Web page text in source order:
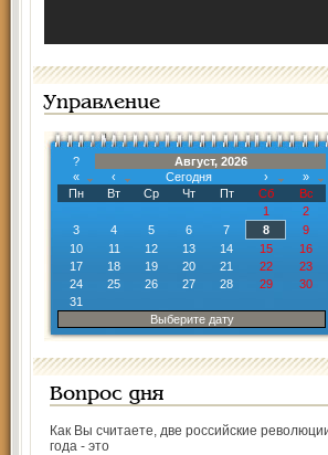
Управление
?
Август, 2026
«
‹ Сегодня ›
»
Пн
Вт Ср Чт Пт Сб
Вс
1
2
3
4 5 6 7 8
9
10
11 12 13 14 15
16
17
18 19 20 21 22
23
24
25 26 27 28 29
30
31
Выберите дату
Вопрос дня
Как Вы считаете, две российские
года - это